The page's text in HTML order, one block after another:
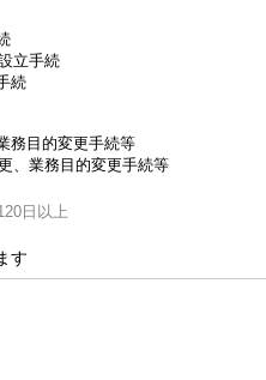
立手続
続
務目的変更手続等
、業務目的変更手続等
日以上
す